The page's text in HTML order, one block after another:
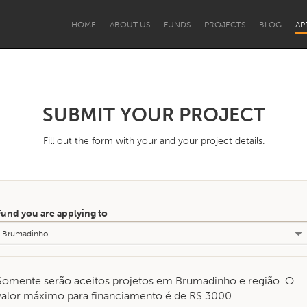
HOME ABOUT US FUNDS PROJECTS BLOG
Institucional PCD e Terceira Idade Pessoas Migrantes
SUBMIT YOUR PROJECT
Fill out the form with your and your project details.
you are applying to
serão aceitos projetos em Brumadinho e região. O
máximo para financiamento é de R$ 3000.